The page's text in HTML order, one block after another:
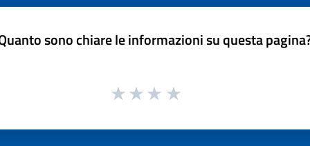
sono chiare le informazioni su questa